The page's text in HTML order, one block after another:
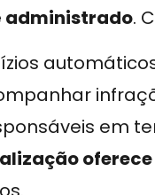
administrado.
em